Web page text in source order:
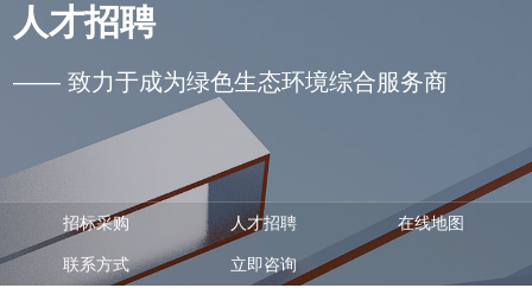
主营产品
经典案例
新闻资讯
联系我们
人才招聘
—— 致力于成为绿色生态环境综合服务商
招标采购 人才招聘 在线地图
联系方式 立即咨询